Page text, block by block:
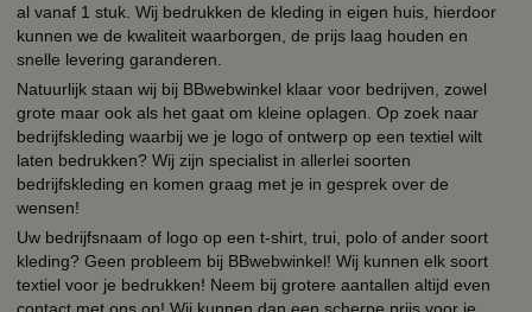
al vanaf 1 stuk. Wij bedrukken de kleding in eigen huis, hierdoor
kunnen we de kwaliteit waarborgen, de prijs laag houden en
snelle levering garanderen.
Natuurlijk staan wij bij BBwebwinkel klaar voor bedrijven, zowel
grote maar ook als het gaat om kleine oplagen. Op zoek naar
bedrijfskleding waarbij we je logo of ontwerp op een textiel wilt
laten bedrukken? Wij zijn specialist in allerlei soorten
bedrijfskleding en komen graag met je in gesprek over de
wensen!
Uw bedrijfsnaam of logo op een t-shirt, trui, polo of ander soort
kleding? Geen probleem bij BBwebwinkel! Wij kunnen elk soort
textiel voor je bedrukken! Neem bij grotere aantallen altijd even